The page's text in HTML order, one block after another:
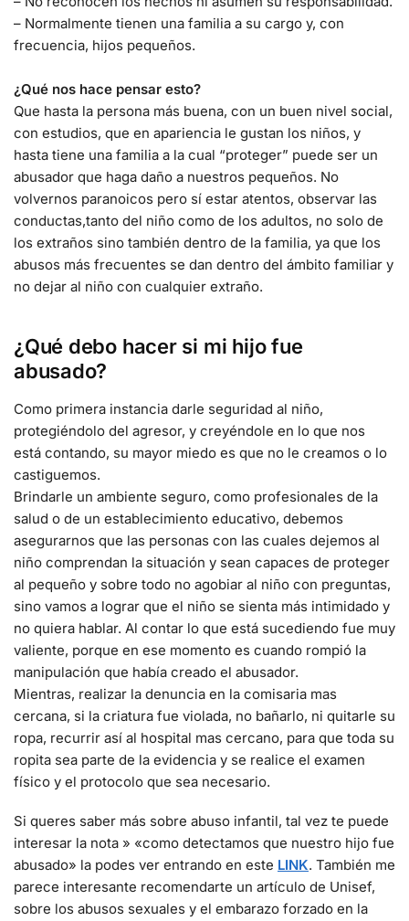
– Normalmente tienen una familia a su cargo y, con
frecuencia, hijos pequeños.
¿Qué nos hace pensar esto?
Que hasta la persona más buena, con un buen nivel social,
con estudios, que en apariencia le gustan los niños, y
hasta tiene una familia a la cual “proteger” puede ser un
abusador que haga daño a nuestros pequeños. No
volvernos paranoicos pero sí estar atentos, observar las
conductas,tanto del niño como de los adultos, no solo de
los extraños sino también dentro de la familia, ya que los
abusos más frecuentes se dan dentro del ámbito familiar y
no dejar al niño con cualquier extraño.
¿Qué debo hacer si mi hijo fue
abusado?
Como primera instancia darle seguridad al niño,
protegiéndolo del agresor, y creyéndole en lo que nos
está contando, su mayor miedo es que no le creamos o lo
castiguemos.
Brindarle un ambiente seguro, como profesionales de la
salud o de un establecimiento educativo, debemos
asegurarnos que las personas con las cuales dejemos al
niño comprendan la situación y sean capaces de proteger
al pequeño y sobre todo no agobiar al niño con preguntas,
sino vamos a lograr que el niño se sienta más intimidado y
no quiera hablar. Al contar lo que está sucediendo fue muy
valiente, porque en ese momento es cuando rompió la
manipulación que había creado el abusador.
Mientras, realizar la denuncia en la comisaria mas
cercana, si la criatura fue violada, no bañarlo, ni quitarle su
ropa, recurrir así al hospital mas cercano, para que toda su
ropita sea parte de la evidencia y se realice el examen
físico y el protocolo que sea necesario.
Si queres saber más sobre abuso infantil, tal vez te puede
interesar la nota » «como detectamos que nuestro hijo fue
abusado» la podes ver entrando en este LINK. También me
parece interesante recomendarte un artículo de Unisef,
sobre los abusos sexuales y el embarazo forzado en la